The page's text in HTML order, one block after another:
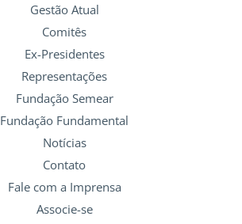
Gestão Atual
Comitês
Ex-Presidentes
Representações
Fundação Semear
Fundação Fundamental
Notícias
Contato
Fale com a Imprensa
Associe-se